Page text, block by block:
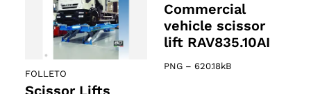
FOLLETO
Scissor Lifts
Commercial
vehicle scissor
lift RAV835.10AI
PNG – 620.18kB